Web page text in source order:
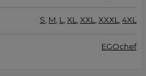
S M L XL XXL XXXL 4XL
EGOchef